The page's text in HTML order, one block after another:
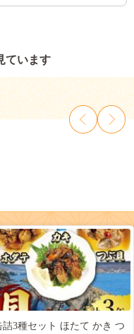
ています
詰3種セット ほたて かき つ